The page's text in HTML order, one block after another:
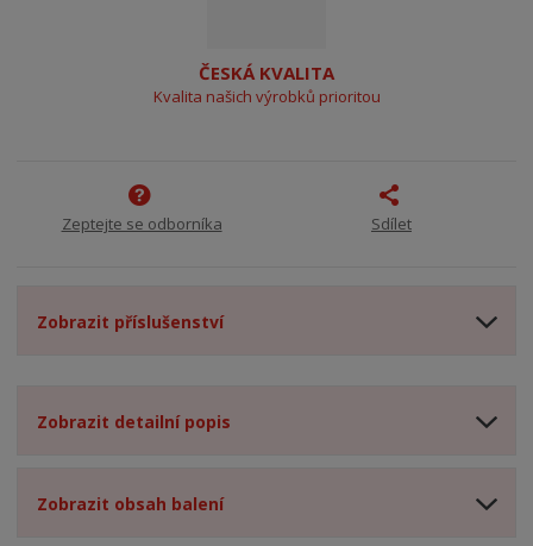
ČESKÁ KVALITA
Kvalita našich výrobků prioritou
Zeptejte se odborníka Sdílet
Zobrazit příslušenství
Zobrazit detailní popis
Zobrazit obsah balení